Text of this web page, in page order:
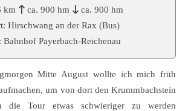
km
ca. 900 hm
ca. 900 hm
Hirschwang an der Rax (Bus)
Bahnhof Payerbach-Reichenau
Mitte August wollte ich mich früh
um von dort den Krummbachstein
die Tour etwas schwieriger zu werden